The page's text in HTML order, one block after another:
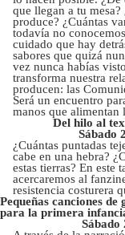
que llegan a tu
produce? ¿Cuántas
todavía no
cuidado que hay
sabores que quizá
vez nunca habías
transforma nuestra
producen: las
Será un encuentro
manos que alimentan
Del hilo al
Sábado
¿Cuántas puntadas
cabe en una hebra?
estas tierras? En este
acercaremos al
resistencia costurera
Pequeñas canciones
para la primera
Sábado